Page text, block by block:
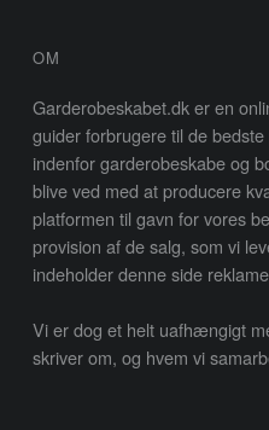
OM
Garderobeskabet.dk er en
guider forbrugere til de
indenfor garderobeskabe og
blive ved med at producere
platformen til gavn for vores
provision af de salg, som vi
indeholder denne side
Vi er dog et helt uafhængigt
skriver om, og hvem vi